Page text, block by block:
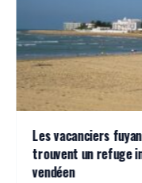
Les vacanciers
trouvent un refuge
vendéen